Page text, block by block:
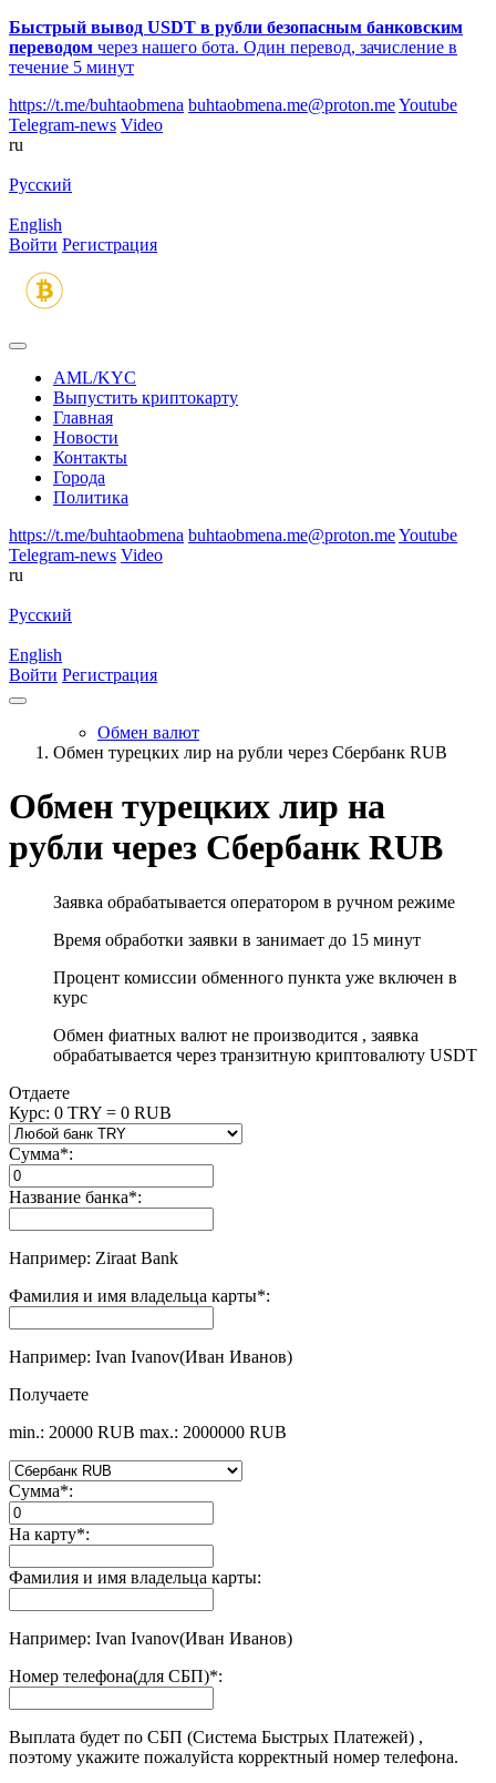
Быстрый вывод USDT в рубли безопасным банковским
переводом через нашего бота. Один перевод, зачисление в
течение 5 минут
https://t.me/buhtaobmena buhtaobmena.me@proton.meYoutube
Telegram-news Video
ru
Русский
English
Войти Регистрация
AML/KYC
Выпустить криптокарту
Главная
Новости
Контакты
Города
Политика
https://t.me/buhtaobmena buhtaobmena.me@proton.meYoutube
Telegram-news Video
ru
Русский
English
Войти Регистрация
Обмен валют
Обмен турецких лир на рубли через Сбербанк RUB
Обмен турецких лир на
рубли через Сбербанк RUB
Заявка обрабатывается оператором в ручном режиме
Время обработки заявки в занимает до 15 минут
Процент комиссии обменного пункта уже включен в
курс
Обмен фиатных валют не производится , заявка
обрабатывается через транзитную криптовалюту USDT
Отдаете
Курс: 0 TRY = 0 RUB
Сумма*:
Название банка*:
Например: Ziraat Bank
Фамилия и имя владельца карты*:
Например: Ivan Ivanov(Иван Иванов)
Получаете
min.: 20000 RUB max.: 2000000 RUB
Сумма*:
На карту*:
Фамилия и имя владельца карты:
Например: Ivan Ivanov(Иван Иванов)
Номер телефона(для СБП)*:
Выплата будет по СБП (Система Быстрых Платежей) ,
поэтому укажите пожалуйста корректный номер телефона.